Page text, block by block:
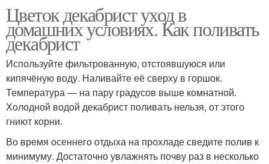
Цветок декабрист уход в
домашних условиях. Как поливать
декабрист
Используйте фильтрованную, отстоявшуюся или
кипячёную воду. Наливайте её сверху в горшок.
Температура — на пару градусов выше комнатной.
Холодной водой декабрист поливать нельзя, от этого
гниют корни.
Во время осеннего отдыха на прохладе сведите полив к
минимуму. Достаточно увлажнять почву раз в несколько